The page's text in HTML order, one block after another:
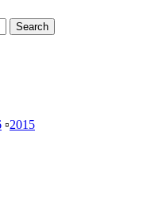
Search
▫2015